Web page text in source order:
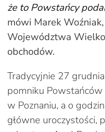
że to Powstańcy
mówi Marek Woźniak,
Województwa
obchodów.
Tradycyjnie 27
pomniku
w Poznaniu, a o
główne uroczystości,